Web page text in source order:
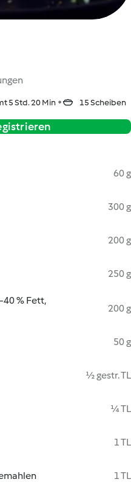
5 Std. 20 Min 15 Scheiben
60 g
300 g
200 g
250 g
40 % Fett,
200 g
50 g
½ gestr. TL
¼ TL
1 TL
1 TL